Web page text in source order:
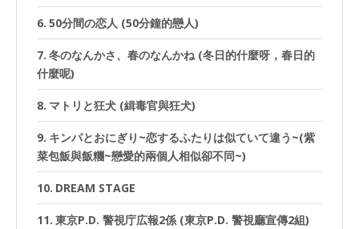
50分間の恋人 (50分鐘的戀人)
冬のなんかさ、春のなんかね (冬日的什麼呀，春日的
什麼呢)
マトリと狂犬 (緝毒官與狂犬)
キンパとおにぎり~恋するふたりは似ていて違う~(紫
菜包飯與飯糰~戀愛的兩個人相似卻不同~)
DREAM STAGE
東京P.D. 警視庁広報2係 (東京P.D. 警視廳宣傳2組)